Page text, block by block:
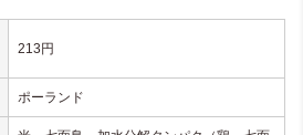
213円
ポーランド